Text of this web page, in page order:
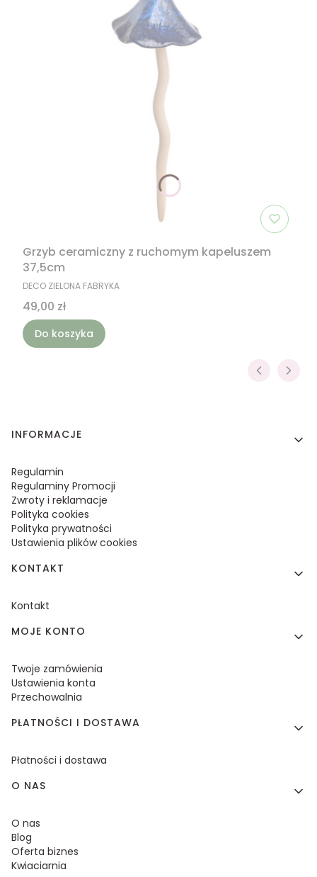
Grzyb ceramiczny z ruchomym kapeluszem
37,5cm
PRODUCENT
DECO ZIELONA FABRYKA
Cena
49,00 zł
Do koszyka
Linki w stopce
INFORMACJE
Regulamin
Regulaminy Promocji
Zwroty i reklamacje
Polityka cookies
Polityka prywatności
Ustawienia plików cookies
KONTAKT
Kontakt
MOJE KONTO
Twoje zamówienia
Ustawienia konta
Przechowalnia
PŁATNOŚCI I DOSTAWA
Płatności i dostawa
O NAS
O nas
Blog
Oferta biznes
Kwiaciarnia